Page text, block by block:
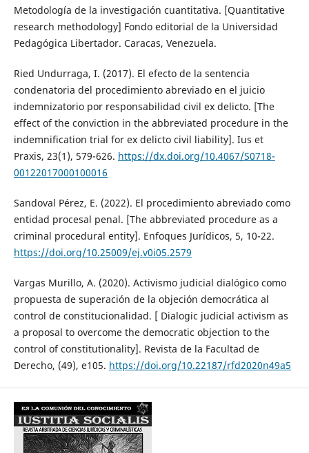
Metodología de la investigación cuantitativa. [Quantitative
research methodology] Fondo editorial de la Universidad
Pedagógica Libertador. Caracas, Venezuela.
Ried Undurraga, I. (2017). El efecto de la sentencia
condenatoria del procedimiento abreviado en el juicio
indemnizatorio por responsabilidad civil ex delicto. [The
effect of the conviction in the abbreviated procedure in the
indemnification trial for ex delicto civil liability]. Ius et
Praxis, 23(1), 579-626. https://dx.doi.org/10.4067/S0718-
00122017000100016
Sandoval Pérez, E. (2022). El procedimiento abreviado como
entidad procesal penal. [The abbreviated procedure as a
criminal procedural entity]. Enfoques Jurídicos, 5, 10-22.
https://doi.org/10.25009/ej.v0i05.2579
Vargas Murillo, A. (2020). Activismo judicial dialógico como
propuesta de superación de la objeción democrática al
control de constitucionalidad. [ Dialogic judicial activism as
a proposal to overcome the democratic objection to the
control of constitutionality]. Revista de la Facultad de
Derecho, (49), e105. https://doi.org/10.22187/rfd2020n49a5